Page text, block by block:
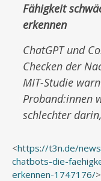
Fähigkeit
erkennen
ChatGPT und
Checken der
MIT-Studie
Proband:innen
schlechter
<https://t3n.de/
chatbots-die-
erkennen-1747176/>